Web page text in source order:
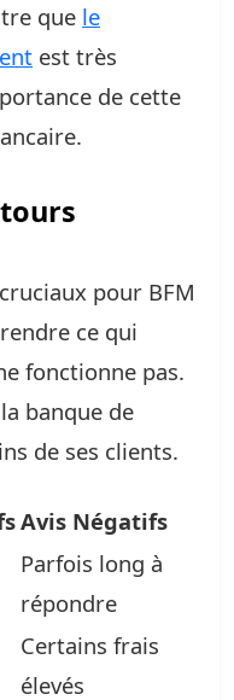
que le
est très
de cette
pour BFM
ce qui
fonctionne pas.
banque de
de ses clients.
Avis Négatifs
Parfois long à
répondre
Certains frais
élevés